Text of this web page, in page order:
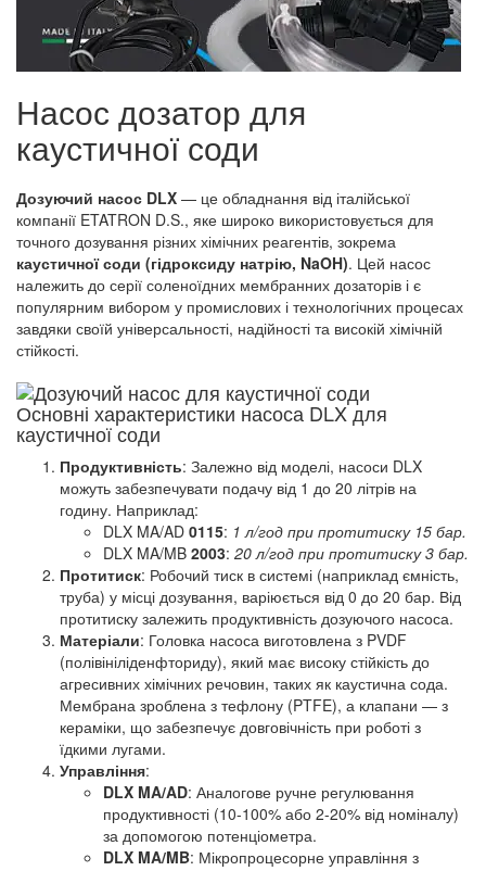
Насос дозатор для
каустичної соди
Дозуючий насос DLX — це обладнання від італійської
компанії ETATRON D.S., яке широко використовується для
точного дозування різних хімічних реагентів, зокрема
каустичної соди (гідроксиду натрію, NaOH). Цей насос
належить до серії соленоїдних мембранних дозаторів і є
популярним вибором у промислових і технологічних процесах
завдяки своїй універсальності, надійності та високій хімічній
стійкості.
Основні характеристики насоса DLX для
каустичної соди
Продуктивність: Залежно від моделі, насоси DLX
можуть забезпечувати подачу від 1 до 20 літрів на
годину. Наприклад:
DLX MA/AD 0115: 1 л/год при протитиску 15 бар.
DLX MA/MB 2003: 20 л/год при протитиску 3 бар.
Протитиск: Робочий тиск в системі (наприклад ємність,
труба) у місці дозування, варіюється від 0 до 20 бар. Від
протитиску залежить продуктивність дозуючого насоса.
Матеріали: Головка насоса виготовлена з PVDF
(полівініліденфториду), який має високу стійкість до
агресивних хімічних речовин, таких як каустична сода.
Мембрана зроблена з тефлону (PTFE), а клапани — з
кераміки, що забезпечує довговічність при роботі з
їдкими лугами.
Управління:
DLX MA/AD: Аналогове ручне регулювання
продуктивності (10-100% або 2-20% від номіналу)
за допомогою потенціометра.
DLX MA/MB: Мікропроцесорне управління з